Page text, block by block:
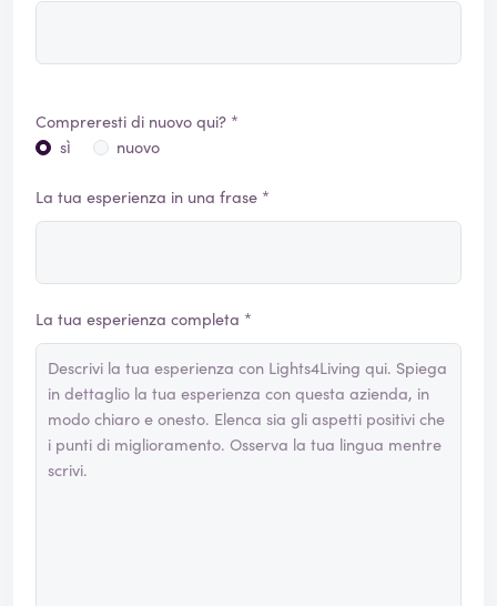
Compreresti di nuovo qui? *
sì
nuovo
La tua esperienza in una frase *
La tua esperienza completa *